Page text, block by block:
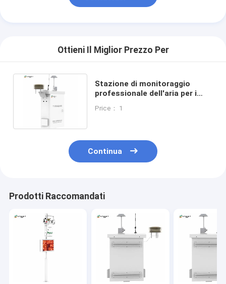
Ottieni Il Miglior Prezzo Per
Stazione di monitoraggio
professionale dell'aria per i
SO2
Price： 1
Continua
Prodotti Raccomandati